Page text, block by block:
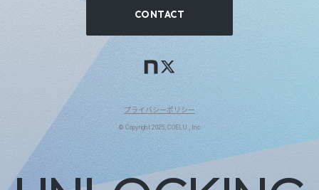
CONTACT
プライバシーポリシー
© Copyright 2025, COELU , Inc.